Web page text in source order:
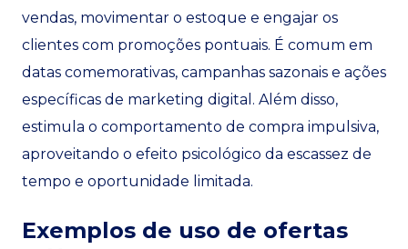
vendas, movimentar o estoque e engajar os
clientes com promoções pontuais. É comum em
datas comemorativas, campanhas sazonais e ações
específicas de marketing digital. Além disso,
estimula o comportamento de compra impulsiva,
aproveitando o efeito psicológico da escassez de
tempo e oportunidade limitada.
Exemplos de uso de ofertas